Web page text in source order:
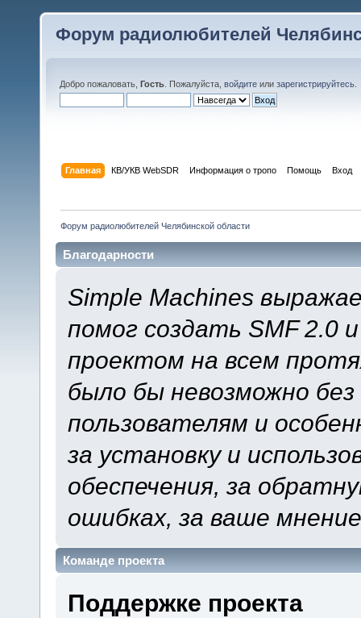
Форум радиолюбителей
Добро пожаловать, Гость . Пожалуйста, войдите или зарегистрируйтесь
Главная КВ/УКВ WebSDR Информация о тропо Помощь Вход
Форум радиолюбителей Челябинской области
Благодарности
Simple Machines
помог создать SMF 2.0
проектом на всем
было бы невозможно
пользователям и
за установку и
обеспечения, за
ошибках, за ваше
Команде проекта
Поддержке проекта